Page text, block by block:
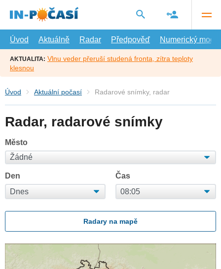
hlavní
Úvod
Aktuálně Radar Předpověď Numerický model
AKTUALITA: Vlnu veder přeruší studená fronta, zítra teploty
klesnou
Úvod Aktuální počasí Radarové snímky, radar
Radar, radarové snímky
Město
Den Čas
Radary na mapě